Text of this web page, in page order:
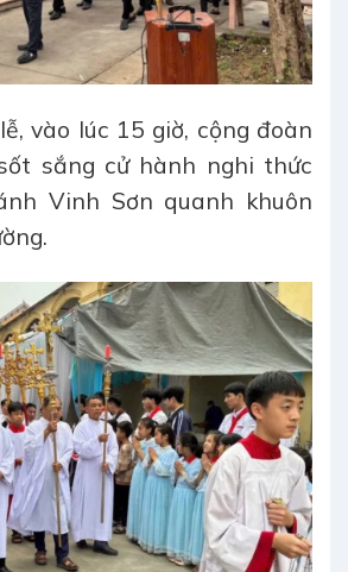
vào lúc 15 giờ, cộng đoàn
sắng cử hành nghi thức
Vinh Sơn quanh khuôn